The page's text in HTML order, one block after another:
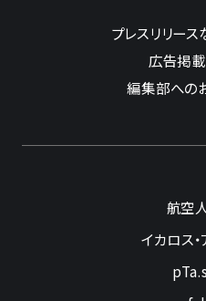
プレスリリー
広告掲
編集部への
航空
イカロス